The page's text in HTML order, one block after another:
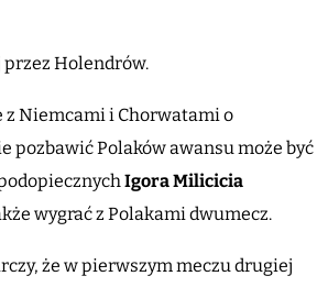
Holendrów.
z Niemcami i Chorwatami o
pozbawić Polaków awansu może być
Igora Milicicia
wygrać z Polakami dwumecz.
że w pierwszym meczu drugiej